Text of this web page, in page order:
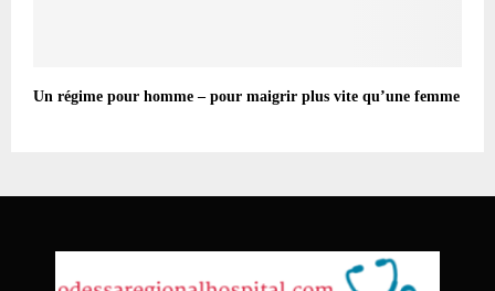
Un régime pour homme – pour maigrir plus vite qu’une femme